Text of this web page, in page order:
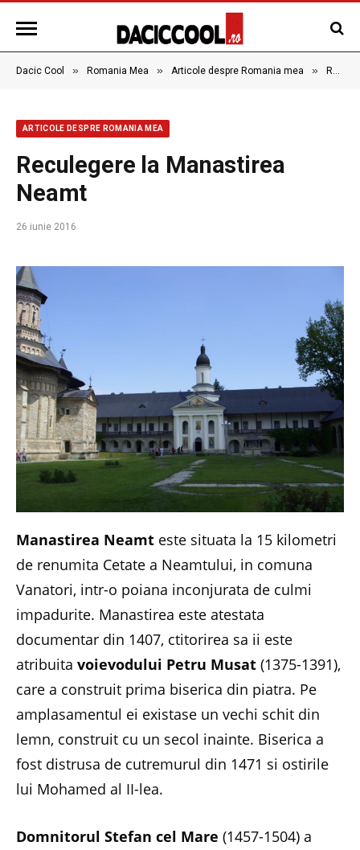
Dacic Cool » Romania Mea » Articole despre Romania mea » Reculegere la Manastirea Neamt
ARTICOLE DESPRE ROMANIA MEA
Reculegere la Manastirea
Neamt
26 iunie 2016
Manastirea Neamt este situata la 15 kilometri
de renumita Cetate a Neamtului, in comuna
Vanatori, intr-o poiana inconjurata de culmi
impadurite. Manastirea este atestata
documentar din 1407, ctitorirea sa ii este
atribuita voievodului Petru Musat (1375-1391),
care a construit prima biserica din piatra. Pe
amplasamentul ei existase un vechi schit din
lemn, construit cu un secol inainte. Biserica a
fost distrusa de cutremurul din 1471 si ostirile
lui Mohamed al II-lea.
Domnitorul Stefan cel Mare (1457-1504) a